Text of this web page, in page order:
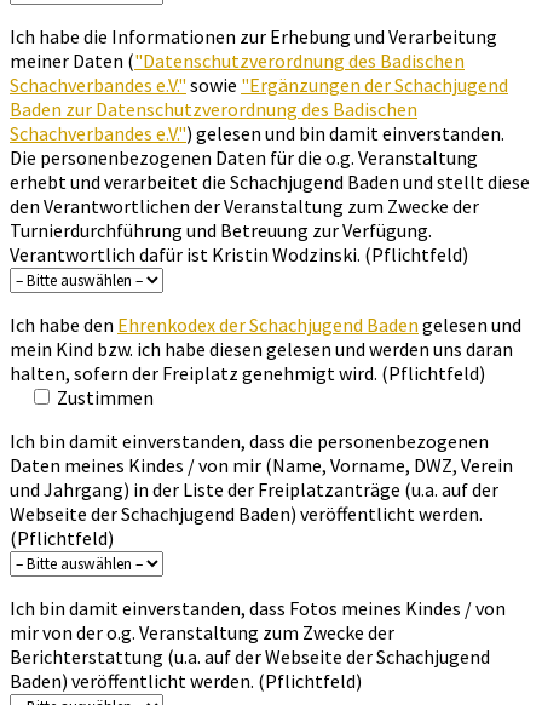
Ich habe die Informationen zur Erhebung und Verarbeitung
meiner Daten ("Datenschutzverordnung des Badischen
Schachverbandes e.V." sowie "Ergänzungen der Schachjugend
Baden zur Datenschutzverordnung des Badischen
Schachverbandes e.V.") gelesen und bin damit einverstanden.
Die personenbezogenen Daten für die o.g. Veranstaltung
erhebt und verarbeitet die Schachjugend Baden und stellt diese
den Verantwortlichen der Veranstaltung zum Zwecke der
Turnierdurchführung und Betreuung zur Verfügung.
Verantwortlich dafür ist Kristin Wodzinski. (Pflichtfeld)
Ich habe den Ehrenkodex der Schachjugend Baden gelesen und
mein Kind bzw. ich habe diesen gelesen und werden uns daran
halten, sofern der Freiplatz genehmigt wird. (Pflichtfeld)
Zustimmen
Ich bin damit einverstanden, dass die personenbezogenen
Daten meines Kindes / von mir (Name, Vorname, DWZ, Verein
und Jahrgang) in der Liste der Freiplatzanträge (u.a. auf der
Webseite der Schachjugend Baden) veröffentlicht werden.
(Pflichtfeld)
Ich bin damit einverstanden, dass Fotos meines Kindes / von
mir von der o.g. Veranstaltung zum Zwecke der
Berichterstattung (u.a. auf der Webseite der Schachjugend
Baden) veröffentlicht werden. (Pflichtfeld)